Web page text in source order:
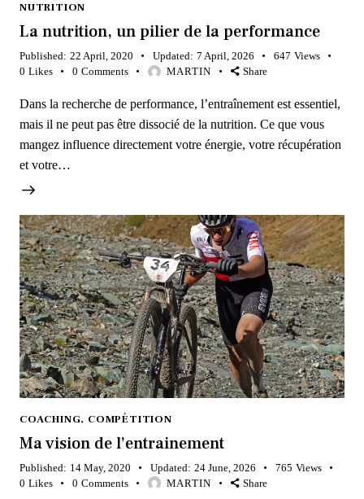
NUTRITION
La nutrition, un pilier de la performance
Published: 22 April, 2020 Updated: 7 April, 2026 647 Views
0 Likes 0 Comments MARTIN Share
Dans la recherche de performance, l’entraînement est essentiel,
mais il ne peut pas être dissocié de la nutrition. Ce que vous
mangez influence directement votre énergie, votre récupération
et votre…
COACHING, COMPÉTITION
Ma vision de l’entrainement
Published: 14 May, 2020 Updated: 24 June, 2026 765 Views
0 Likes 0 Comments MARTIN Share